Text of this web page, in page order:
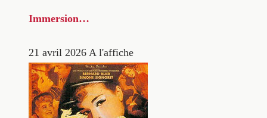
Immersion…
21 avril 2026 A l'affiche